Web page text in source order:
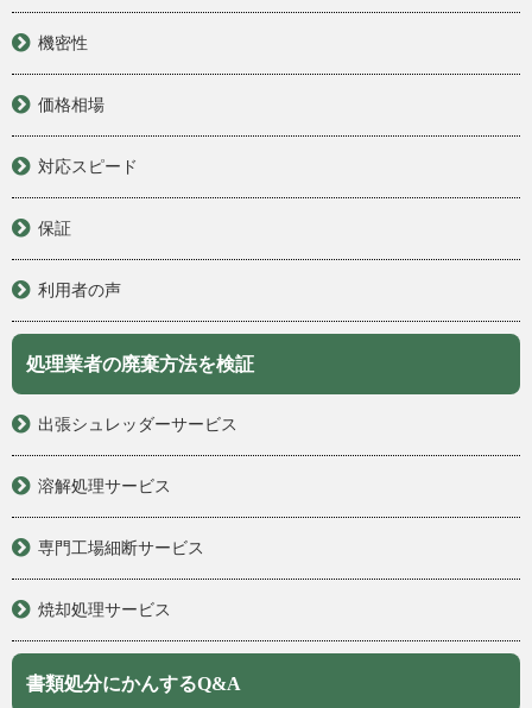
機密性
価格相場
対応スピード
保証
利用者の声
処理業者の廃棄方法を検証
出張シュレッダーサービス
溶解処理サービス
専門工場細断サービス
焼却処理サービス
書類処分にかんするQ&A